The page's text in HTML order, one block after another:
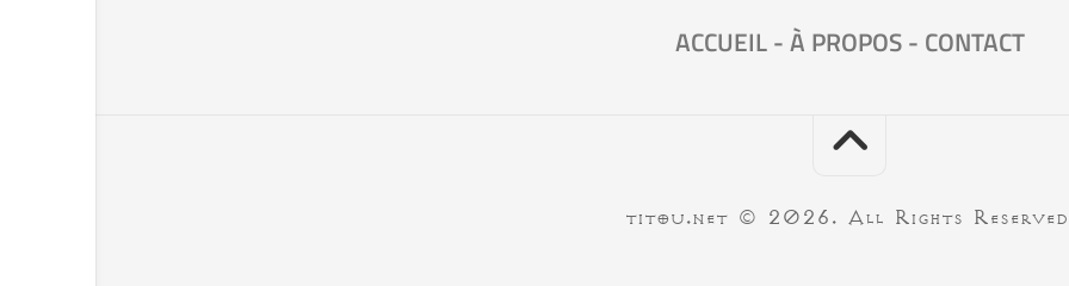
ACCUEIL-À PROPOS- CONTACT
titou.net © 2026. All Rights